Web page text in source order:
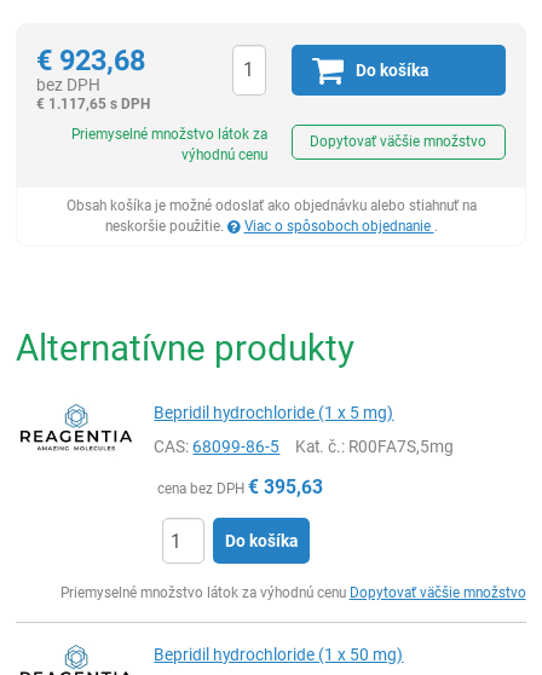
€ 923,68
bez DPH
€ 1.117,65 s DPH
Do košíka
Priemyselné množstvo látok za
výhodnú cenu
Dopytovať väčšie množstvo
Obsah košíka je možné odoslať ako objednávku alebo stiahnuť na
neskoršie použitie.
Viac o spôsoboch objednanie .
Alternatívne produkty
Bepridil hydrochloride (1 x 5 mg)
CAS:68099-86-5 Kat. č.: R00FA7S,5mg
cena bez DPH € 395,63
Do košíka
Priemyselné množstvo látok za výhodnú cenu Dopytovať väčšie množstvo
Bepridil hydrochloride (1 x 50 mg)